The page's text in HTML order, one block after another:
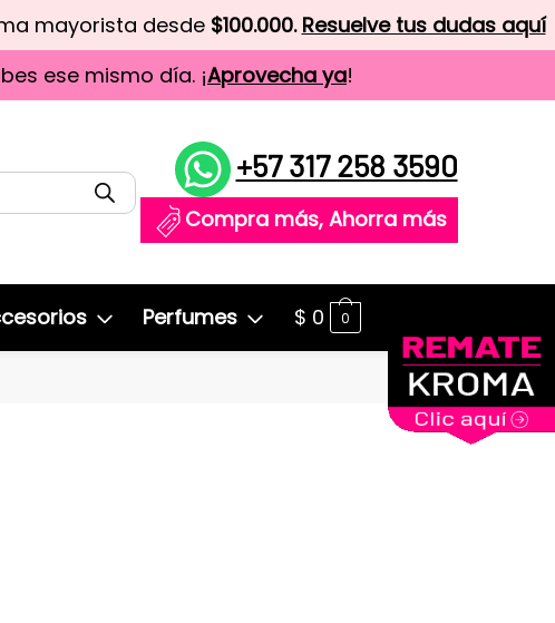
mayorista desde $100.000. Resuelve tus dudas aquí
ese mismo día. ¡Aprovecha ya!
+57 317 258 3590
Compra más, Ahorra más
Perfumes $ 0 0